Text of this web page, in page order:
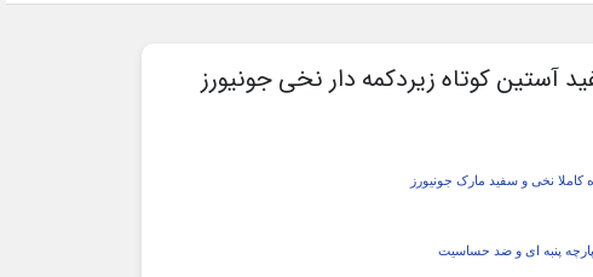
آستین کوتاه زیردکمه دار نخی جونیورز
کاملا نخی و سفید مارک جونیورز
پارچه پنبه ای و ضد حساسیت